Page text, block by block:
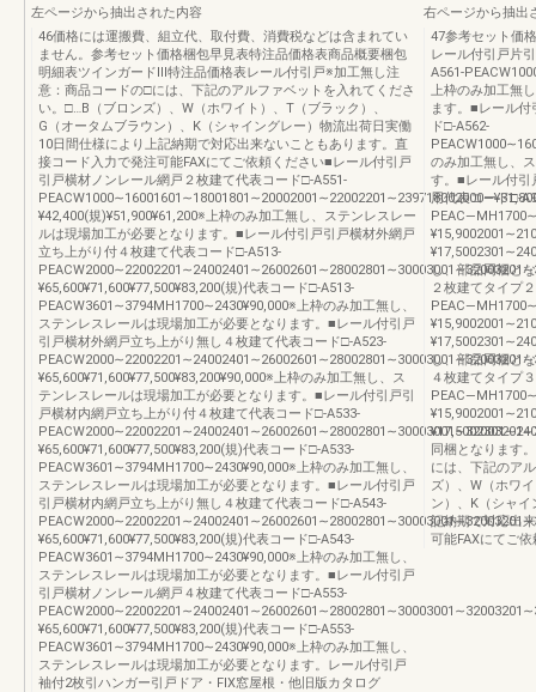
左ページから抽出された内容
46価格には運搬費、組立代、取付費、消費税などは含まれてい
ません。参考セット価格梱包早見表特注品価格表商品概要梱包
明細表ツインガードⅢ特注品価格表レール付引戸※加工無し注
意：商品コードの□には、下記のアルファベットを入れてくださ
い。□…B（ブロンズ）、W（ホワイト）、T（ブラック）、
G（オータムブラウン）、K（シャイングレー）物流出荷日実働
10日間仕様により上記納期で対応出来ないこともあります。直
接コード入力で発注可能FAXにてご依頼ください■レール付引戸
引戸横材ノンレール網戸２枚建て代表コード□-A551-
¥42,400(規)¥51,900¥61,200※上枠のみ加工無し、ステンレスレー
ルは現場加工が必要となります。■レール付引戸引戸横材外網戸
立ち上がり付４枚建て代表コード□-A513-
¥65,600¥71,600¥77,500¥83,200(規)代表コード□-A513-
PEACW3601∼3794MH1700∼2430¥90,000※上枠のみ加工無し、
ステンレスレールは現場加工が必要となります。■レール付引戸
引戸横材外網戸立ち上がり無し４枚建て代表コード□-A523-
¥65,600¥71,600¥77,500¥83,200¥90,000※上枠のみ加工無し、ス
テンレスレールは現場加工が必要となります。■レール付引戸引
戸横材内網戸立ち上がり付４枚建て代表コード□-A533-
¥65,600¥71,600¥77,500¥83,200(規)代表コード□-A533-
PEACW3601∼3794MH1700∼2430¥90,000※上枠のみ加工無し、
ステンレスレールは現場加工が必要となります。■レール付引戸
引戸横材内網戸立ち上がり無し４枚建て代表コード□-A543-
¥65,600¥71,600¥77,500¥83,200(規)代表コード□-A543-
PEACW3601∼3794MH1700∼2430¥90,000※上枠のみ加工無し、
ステンレスレールは現場加工が必要となります。■レール付引戸
引戸横材ノンレール網戸４枚建て代表コード□-A553-
¥65,600¥71,600¥77,500¥83,200(規)代表コード□-A553-
PEACW3601∼3794MH1700∼2430¥90,000※上枠のみ加工無し、
ステンレスレールは現場加工が必要となります。レール付引戸
袖付2枚引ハンガー引戸ドア・FIX窓屋根・他旧版カタログ
右ページから抽出
47参考セット価
レール付引戸片
A561-
上枠のみ加工無
ます。■レール
ド□-A562-
のみ加工無し、
す。■レール付引
用代表コード□-
し、部品同梱と
２枚建てタイプ
し、部品同梱と
４枚建てタイプ
同梱となります
には、下記のア
ズ）、W（ホワ
ン）、K（シャ
記納期で対応出
可能FAXにてご